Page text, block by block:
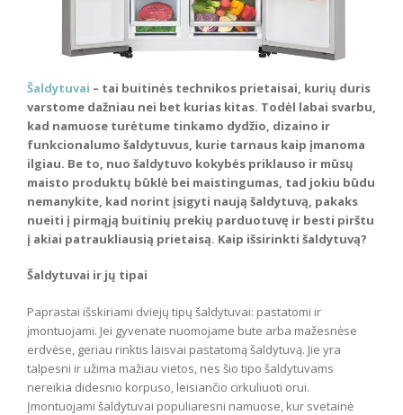
Šaldytuvai – tai buitinės technikos prietaisai, kurių duris
varstome dažniau nei bet kurias kitas. Todėl labai svarbu,
kad namuose turėtume tinkamo dydžio, dizaino ir
funkcionalumo šaldytuvus, kurie tarnaus kaip įmanoma
ilgiau. Be to, nuo šaldytuvo kokybės priklauso ir mūsų
maisto produktų būklė bei maistingumas, tad jokiu būdu
nemanykite, kad norint įsigyti naują šaldytuvą, pakaks
nueiti į pirmąją buitinių prekių parduotuvę ir besti pirštu
į akiai patraukliausią prietaisą. Kaip išsirinkti šaldytuvą?
Šaldytuvai ir jų tipai
Paprastai išskiriami dviejų tipų šaldytuvai: pastatomi ir
įmontuojami. Jei gyvenate nuomojame bute arba mažesnėse
erdvėse, geriau rinktis laisvai pastatomą šaldytuvą. Jie yra
talpesni ir užima mažiau vietos, nes šio tipo šaldytuvams
nereikia didesnio korpuso, leisiančio cirkuliuoti orui.
Įmontuojami šaldytuvai populiaresni namuose, kur svetainė